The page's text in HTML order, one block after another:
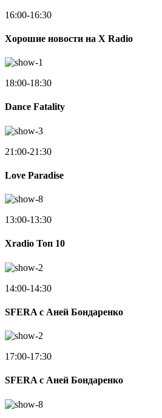
16:00-16:30
Хорошие новости на X Radio
18:00-18:30
Dance Fatality
21:00-21:30
Love Paradise
13:00-13:30
Xradio Топ 10
14:00-14:30
SFERA с Аней Бондаренко
17:00-17:30
SFERA с Аней Бондаренко